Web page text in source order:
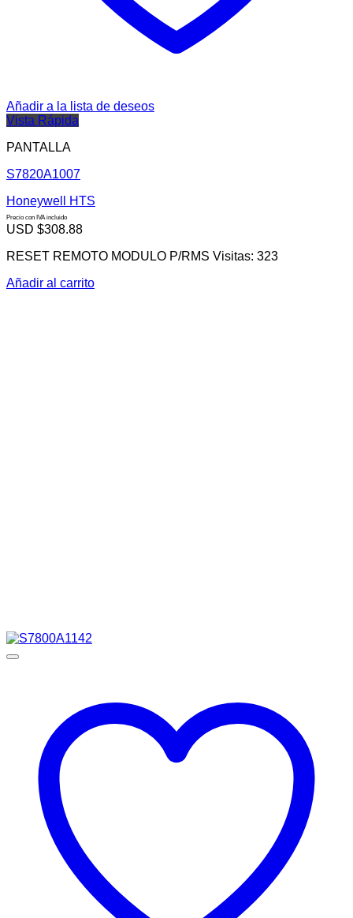
Añadir a la lista de deseos
Vista Rápida
PANTALLA
S7820A1007
Honeywell HTS
Precio con IVA incluido
USD $308.88
RESET REMOTO MODULO P/RMS Visitas: 323
Añadir al carrito